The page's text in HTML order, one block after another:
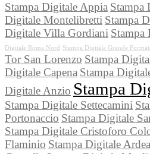
Stampa Digitale Appia Stampa
Digitale Montelibretti Stampa
Digitale Villa Gordiani Stampa
Digitale Roma Nord
Stampa Digitale Grande
Tor San Lorenzo Stampa
Digitale Capena Stampa
Digitale Anzio Stampa
Stampa Digitale Settecamini
Portonaccio Stampa Digitale
Stampa Digitale Cristoforo
Flaminio Stampa Digitale